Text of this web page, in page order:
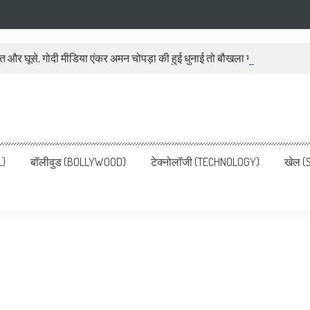
घूसे, गोदी मीडिया एंकर अमन चोपड़ा की हुई धुनाई तो बौखला गया बीजेपी
Latest News in Hindi, Breaking
live, पढ़ें देश और दुनिया की ताजा ख़बरें
बॉलीवुड (BOLLYWOOD) टेक्नोलॉजी (TECHNOLOGY) खेल